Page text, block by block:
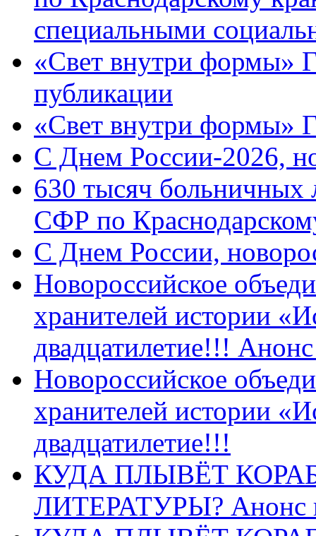
специальными
«Свет внутри формы»
публикации
«Свет внутри формы»
C Днем России-2026,
630 тысяч больничных
СФР по
C Днем России,
Новороссийское
хранителей истории
двадцатилетие!!!
Новороссийское
хранителей истории
двадцатилетие!!!
КУДА ПЛЫВЁТ
ЛИТЕРАТУРЫ? Анонс